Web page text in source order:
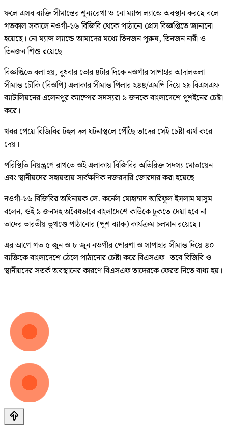
ফলে এসব ব্যক্তি সীমান্তের শূন্যরেখা ও নো ম্যান্স ল্যান্ডে অবস্থান করছে বলে
গতকাল সকালে নওগাঁ-১৬ বিজিবি থেকে পাঠানো প্রেস বিজ্ঞপ্তিতে জানানো
হয়েছে। নো ম্যান্স ল্যান্ডে আমাদের মধ্যে তিনজন পুরুষ, তিনজন নারী ও
তিনজন শিশু রয়েছে।
বিজ্ঞপ্তিতে বলা হয়, বুধবার ভোর ৪টার দিকে নওগাঁর সাপাহার আদালতলা
সীমান্ত চৌকি (বিওপি) এলাকার সীমান্ত পিলার ২৪৪/এমপি দিয়ে ২৯ বিএসএফ
ব্যাটালিয়নের এলেনপুর ক্যাম্পের সদস্যরা ৯ জনকে বাংলাদেশে পুশইনের চেষ্টা
করে।
খবর পেয়ে বিজিবির টহল দল ঘটনাস্থলে পৌঁছে তাদের সেই চেষ্টা ব্যর্থ করে
দেয়।
পরিস্থিতি নিয়ন্ত্রণে রাখতে ওই এলাকায় বিজিবির অতিরিক্ত সদস্য মোতায়েন
এবং স্থানীয়দের সহায়তায় সার্বক্ষণিক নজরদারি জোরদার করা হয়েছে।
নওগাঁ-১৬ বিজিবির অধিনায়ক লে. কর্নেল মোহাম্মদ আরিফুল ইসলাম মাসুম
বলেন, ওই ৯ জনসহ অবৈধভাবে বাংলাদেশে কাউকে ঢুকতে দেয়া হবে না।
তাদের ভারতীয় ভূখণ্ডে পাঠানোর (পুশ ব্যাক) কার্যক্রম চলমান রয়েছে।
এর আগে গত ৫ জুন ও ৮ জুন নওগাঁর পোরশা ও সাপাহার সীমান্ত দিয়ে ৪০
ব্যক্তিকে বাংলাদেশে ঠেলে পাঠানোর চেষ্টা করে বিএসএফ। তবে বিজিবি ও
স্থানীয়দের সতর্ক অবস্থানের কারণে বিএসএফ তাদেরকে ফেরত নিতে বাধ্য হয়।